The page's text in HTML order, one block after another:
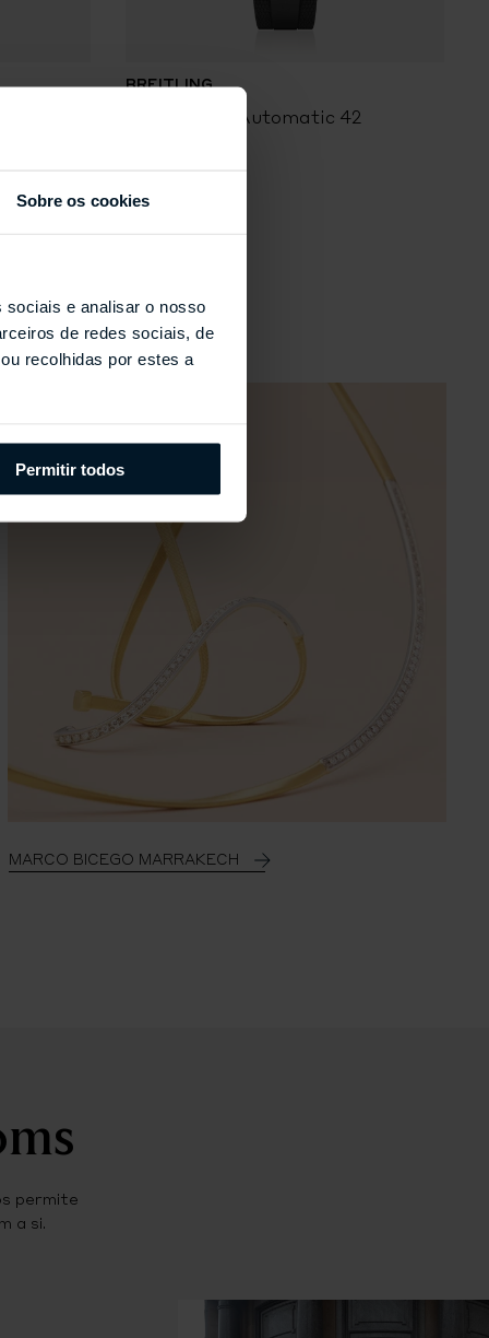
Sobre os cookies
sociais e analisar o nosso
de redes sociais, de
recolhidas por estes a
Permitir todos
à ponta do aro inferior)
BREITLING
Superocean Automatic 42
MARCO BICEGO MARRAKECH
permite
a si.